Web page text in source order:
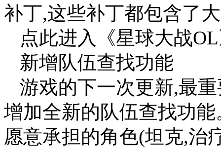
补丁,这些补丁都包含了
点此进入《星球大战
新增队伍查找功能
游戏的下一次更新,最
增加全新的队伍查找功
愿意承担的角色(坦克,治